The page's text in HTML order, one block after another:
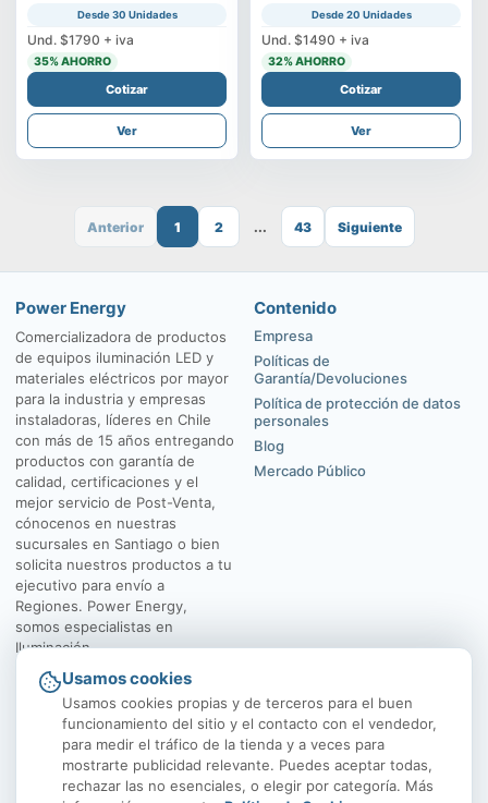
Desde 30 Unidades
Und. $1790 + iva
35% AHORRO
Cotizar
Ver
Desde 20 Unidades
Und. $1490 + iva
32% AHORRO
Cotizar
Ver
Anterior 1 2 ... 43 Siguiente
Power Energy
Comercializadora de productos
de equipos iluminación LED y
materiales eléctricos por mayor
para la industria y empresas
instaladoras, líderes en Chile
con más de 15 años entregando
productos con garantía de
calidad, certificaciones y el
mejor servicio de Post-Venta,
cónocenos en nuestras
sucursales en Santiago o bien
solicita nuestros productos a tu
ejecutivo para envío a
Regiones. Power Energy,
somos especialistas en
Iluminación.
Contenido
Empresa
Políticas de
Garantía/Devoluciones
Política de protección de datos
personales
Blog
Mercado Público
El Rosal 4547, Huechuraba
Usamos cookies
Usamos cookies propias y de terceros para el buen
funcionamiento del sitio y el contacto con el vendedor,
para medir el tráfico de la tienda y a veces para
mostrarte publicidad relevante. Puedes aceptar todas,
rechazar las no esenciales, o elegir por categoría. Más